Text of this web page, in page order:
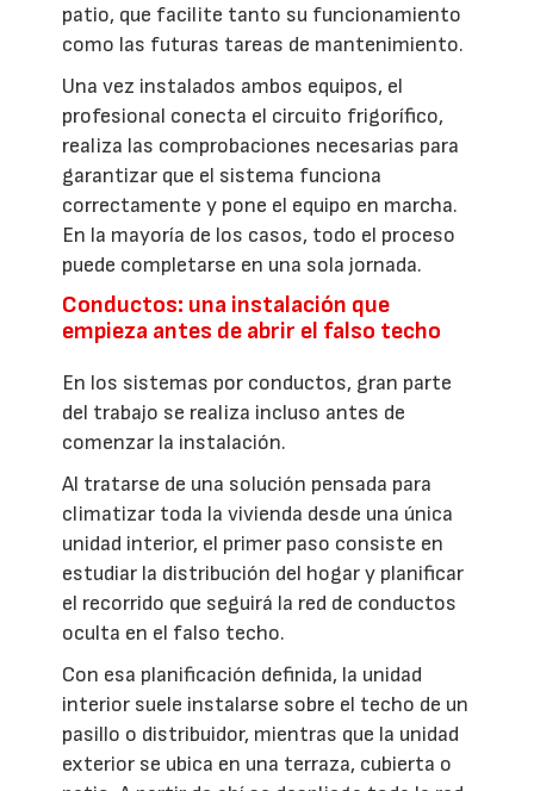
patio, que facilite tanto su funcionamiento
como las futuras tareas de mantenimiento.
Una vez instalados ambos equipos, el
profesional conecta el circuito frigorífico,
realiza las comprobaciones necesarias para
garantizar que el sistema funciona
correctamente y pone el equipo en marcha.
En la mayoría de los casos, todo el proceso
puede completarse en una sola jornada.
Conductos: una instalación que
empieza antes de abrir el falso techo
En los sistemas por conductos, gran parte
del trabajo se realiza incluso antes de
comenzar la instalación.
Al tratarse de una solución pensada para
climatizar toda la vivienda desde una única
unidad interior, el primer paso consiste en
estudiar la distribución del hogar y planificar
el recorrido que seguirá la red de conductos
oculta en el falso techo.
Con esa planificación definida, la unidad
interior suele instalarse sobre el techo de un
pasillo o distribuidor, mientras que la unidad
exterior se ubica en una terraza, cubierta o